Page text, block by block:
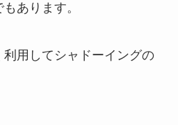
あります。
用してシャドーイングの